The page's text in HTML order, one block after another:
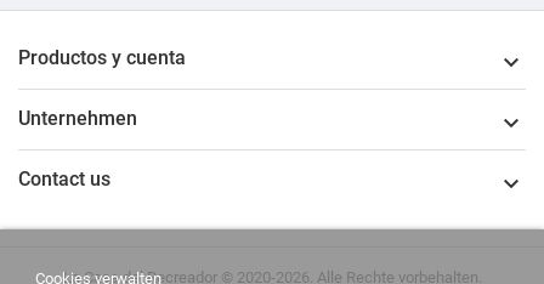
Productos y cuenta 
Unternehmen 
Contact us 
Cookies verwalten
La Casa del Recreador © 2020-2026. Alle Rechte vorbehalten.